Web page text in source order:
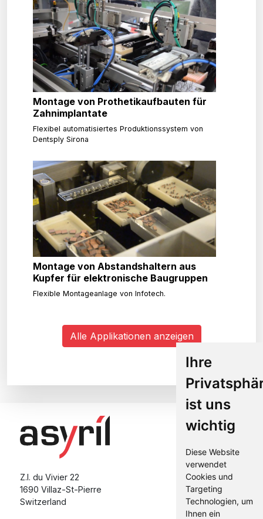
Ihre
ist uns
wichtig
Diese Website
verwendet
Cookies und
Targeting
Technologien, um
Ihnen ein
Montage von Prothetikaufbauten für
Zahnimplantate
Flexibel automatisiertes Produktionssystem von
Dentsply Sirona
Montage von Abstandshaltern aus
Kupfer für elektronische Baugruppen
Flexible Montageanlage von Infotech.
Alle Applikationen anzeigen
Z.I. du Vivier 22
1690 Villaz-St-Pierre
Switzerland